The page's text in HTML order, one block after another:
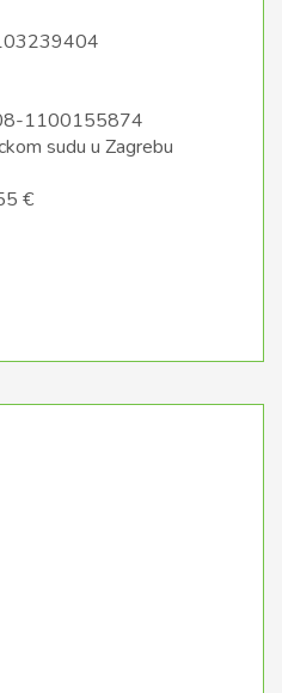
1100155874
sudu u Zagrebu
€